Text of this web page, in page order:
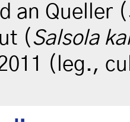
an Queller (
(Salsola
(leg.,